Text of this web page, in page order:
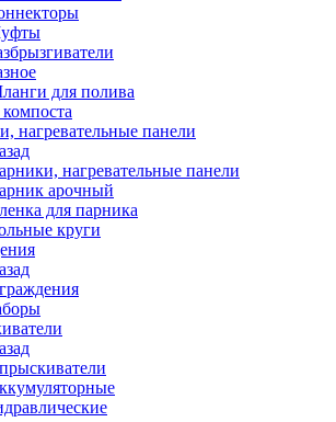
для полива
нагревательные панели
нагревательные панели
арочный
для парника
круги